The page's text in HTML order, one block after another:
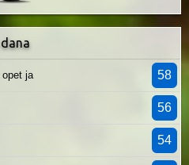
opet ja 58
56
54